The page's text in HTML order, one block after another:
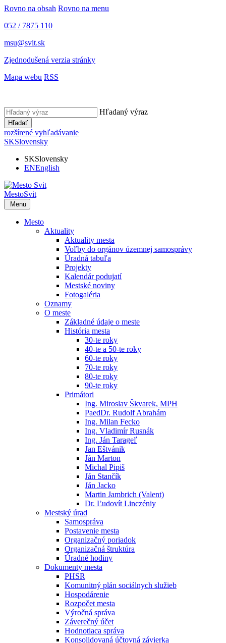
Rovno na obsah Rovno na menu
052 / 7875 110
msu@svit.sk
Zjednodušená verzia stránky
Mapa webu RSS
Hľadaný výraz
Hľadať
rozšírené vyhľadávanie
SKSlovensky
SKSlovensky
ENEnglish
MestoSvit
Menu
Mesto
Aktuality
Aktuality mesta
Voľby do orgánov územnej samosprávy
Úradná tabuľa
Projekty
Kalendár podujatí
Mestské noviny
Fotogaléria
Oznamy
O meste
Základné údaje o meste
História mesta
30-te roky
40-te a 50-te roky
60-te roky
70-te roky
80-te roky
90-te roky
Primátori
Ing. Miroslav Škvarek, MPH
PaedDr. Rudolf Abrahám
Ing. Milan Fecko
Ing. Vladimír Rusnák
Ing. Ján Tarageľ
Jan Eštvánik
Ján Marton
Michal Pipiš
Ján Stančík
Ján Jacko
Martin Jambrich (Valent)
Dr. Ľudovít Linczéniy
Mestský úrad
Samospráva
Postavenie mesta
Organizačný poriadok
Organizačná štruktúra
Úradné hodiny
Dokumenty mesta
PHSR
Komunitný plán sociálnych služieb
Hospodárenie
Rozpočet mesta
Výročná správa
Záverečný účet
Hodnotiaca správa
Konsolidovaná účtovná závierka